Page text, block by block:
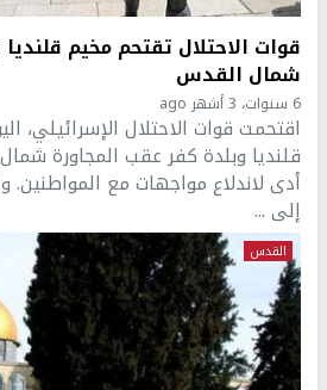
قوات الاحتلال تقتحم مخيم
شمال القدس
6 سنوات، 3 أشهر ago
اقتحمت قوات الاحتلال الإسرائيلي،
قلنديا وبلدة كفر عقب المجاورة
أدى لاندلاع مواجهات مع المواطنين.
إلى ...
القدس